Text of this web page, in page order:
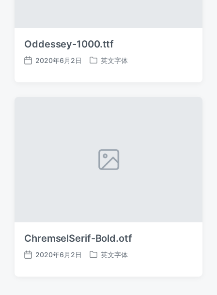
Oddessey-1000.ttf
发
2020年6月2日
发
英文字体
ChremselSerif-Bold.otf
发
2020年6月2日
发
英文字体